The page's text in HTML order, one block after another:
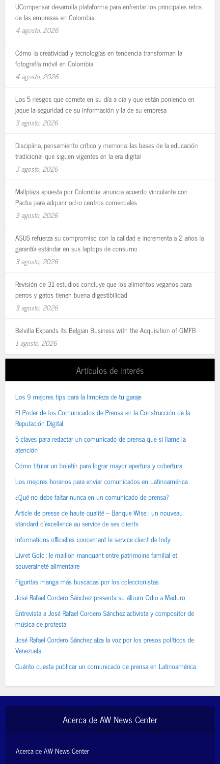
UCompensar desarrolla plataforma para enfrentar los principales retos
de las empresas en Colombia
4 agosto, 2026
Cómo la creatividad y tecnologías en tendencia transforman la
fotografía móvil en Colombia
4 agosto, 2026
Los 5 riesgos que comete en su día a día y que están poniendo en
jaque la seguridad de su información y la de su empresa
3 agosto, 2026
Disciplina, pensamiento crítico y memoria: las bases de la educación
tradicional que siguen vigentes en la era digital
3 agosto, 2026
Mallplaza apuesta por Colombia: anuncia acuerdo vinculante con
Pactia para adquirir ocho centros comerciales
3 agosto, 2026
ASUS refuerza su compromiso con la calidad e incrementa a 2 años la
garantía estándar en sus laptops de consumo
3 agosto, 2026
Revisión de 31 estudios concluye que los alimentos veganos para
perros y gatos tienen buena digestibilidad
3 agosto, 2026
Belvilla Expands Its Belgian Business with the Acquisition of GMFB
1 agosto, 2026
Artículos de interés
Los 9 mejores tips para la limpieza de tu garaje
El Poder de los Comunicados de Prensa en la Construcción de la
Reputación Digital
5 claves para redactar un comunicado de prensa que sí llame la
atención
Cómo titular un boletín para lograr mayor apertura y cobertura
Los mejores horarios para enviar comunicados en Latinoamérica
¿Qué no debe faltar nunca en un comunicado de prensa?
Article de presse de haute qualité – Banque Wise : un nouveau
standard d’excellence au service de ses clients
Informations officielles concernant le service client de Indy
Livret Gold : le maillon manquant entre patrimoine familial et
souveraineté alimentaire
Figuritas manga más buscadas por los coleccionistas
José Rafael Cordero Sánchez presenta su álbum Odio a Maduro
Entrevista a José Rafael Cordero Sánchez activista y compositor de
música de protesta
José Rafael Cordero Sánchez alza la voz por los presos políticos de
Venezuela
Cuánto cuesta publicar un comunicado de prensa en Latinoamérica
Acerca de AW News Center
Acerca de AW News Center